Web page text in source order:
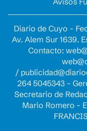
Diario de Cuyo -
Av. Alem Sur 1639.
Contacto:
/
264 5045343 -
Secretario de
Mario Romero -